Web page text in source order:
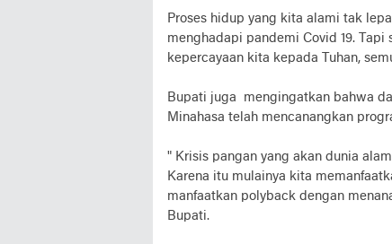
Proses hidup yang kita alami tak
menghadapi pandemi Covid 19.
kepercayaan kita kepada Tuhan,
Bupati juga mengingatkan bahwa
Minahasa telah mencanangkan
" Krisis pangan yang akan dunia
Karena itu mulainya kita
manfaatkan polyback dengan
Bupati.